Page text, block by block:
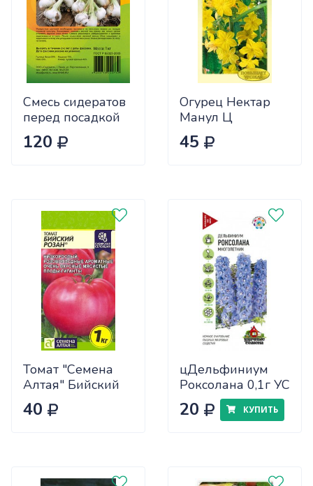
Смесь сидератов
перед посадкой
чеснока 0,5кг
САДОВИТА
120
Огурец Нектар
Манул Ц
45
Томат "Семена
Алтая" Бийский
Розан 0,05
40
цДельфиниум
Роксолана 0,1г УС
20 КУПИТЬ